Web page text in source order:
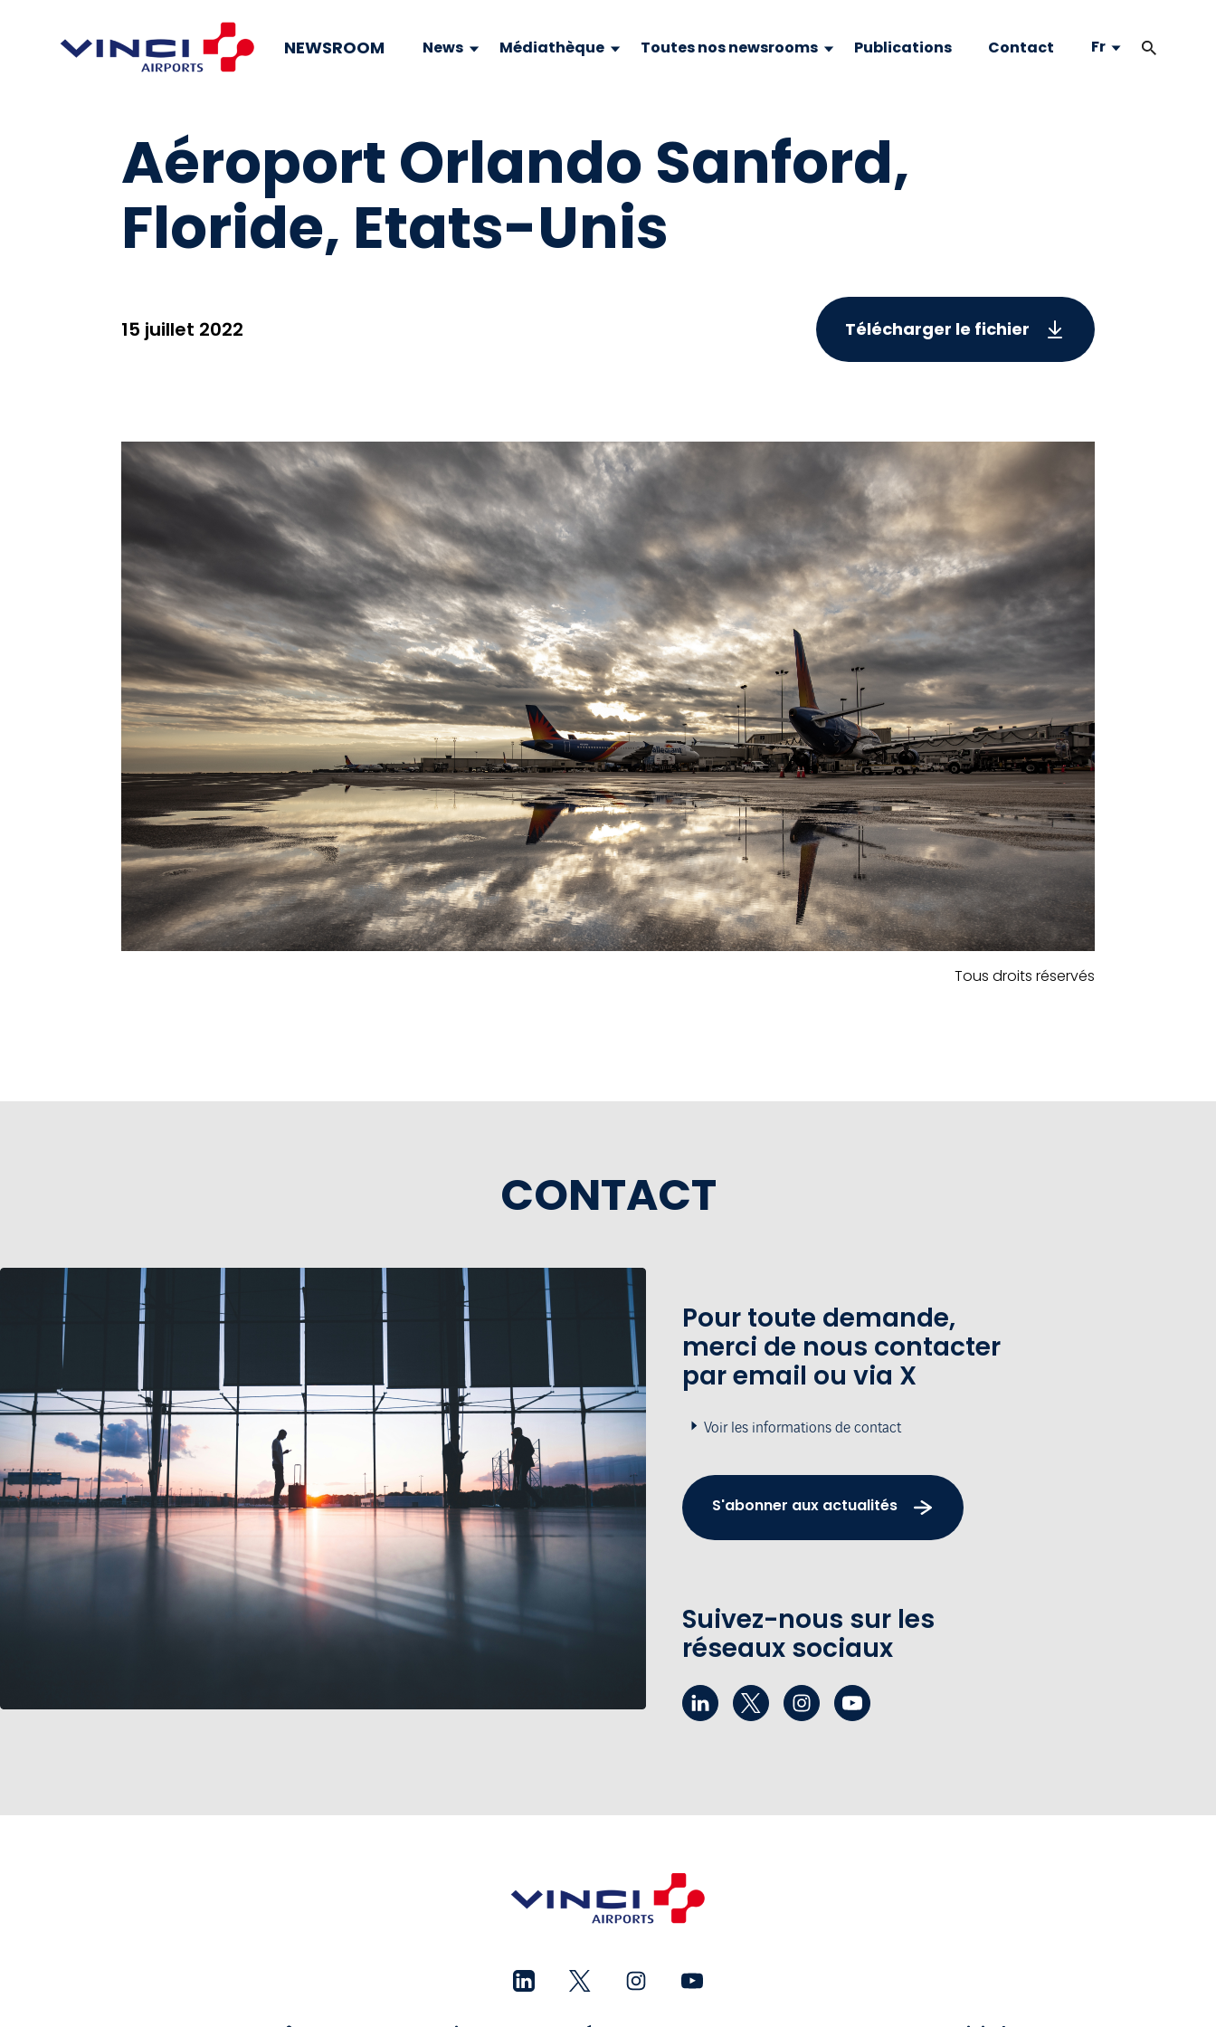
NEWSROOM News Médiathèque Toutes nos newsrooms Publications Contact Fr
Aéroport Orlando Sanford,
Floride, Etats-Unis
15 juillet 2022 Télécharger le fichier
Tous droits réservés
CONTACT
Pour toute demande,
merci de nous contacter
par email ou via X
Voir les informations de contact
S'abonner aux actualités
Suivez-nous sur les
réseaux sociaux